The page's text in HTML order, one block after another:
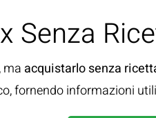
Senza
ma acquistarlo senza
fornendo informazioni